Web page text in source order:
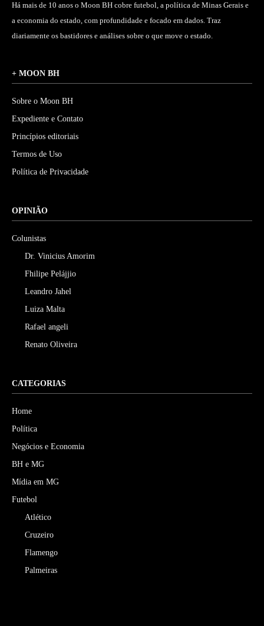
Há mais de 10 anos o Moon BH cobre futebol, a política de Minas Gerais e
a economia do estado, com profundidade e focado em dados. Traz
diariamente os bastidores e análises sobre o que move o estado.
+ MOON BH
Sobre o Moon BH
Expediente e Contato
Princípios editoriais
Termos de Uso
Política de Privacidade
OPINIÃO
Colunistas
Dr. Vinicius Amorim
Fhilipe Pelájjio
Leandro Jahel
Luiza Malta
Rafael angeli
Renato Oliveira
CATEGORIAS
Home
Política
Negócios e Economia
BH e MG
Mídia em MG
Futebol
Atlético
Cruzeiro
Flamengo
Palmeiras